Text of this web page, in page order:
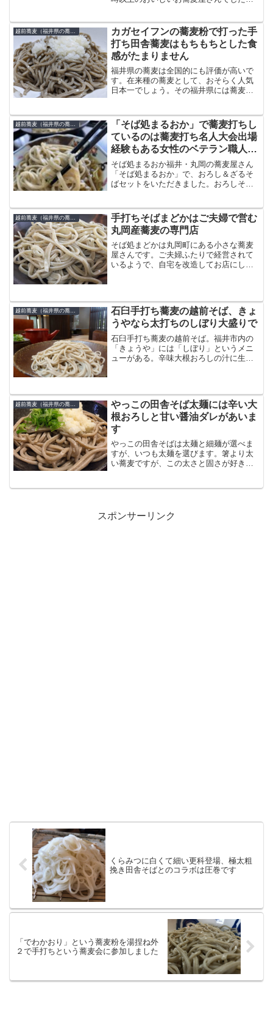
ニューは、基本的に「蕎麦」なのです
が、トッピングがたくさ...
カガセイフンの蕎麦粉で打った手
打ち田舎蕎麦はもちもちとした食
感がたまりません
福井県の蕎麦は全国的にも評価が高いで
す。在来種の蕎麦として、おそらく人気
日本一でしょう。その福井県には蕎麦専
ので、やはり越前そばの本場である福井
県は蕎麦文化が根付いてい...
越前蕎麦（福井県の蕎麦）
「そば処まるおか」で蕎麦打ちし
ているのは蕎麦打ち名人大会出場
経験もある女性のベテラン職人さ
んでした
そば処まるおか福井・丸岡の蕎麦屋さん
「そば処まるおか」で、おろし＆ざるそ
ばセットをいただきました。おろしそば
というより感で味わう系です。うまいで
す。※なお、おろしそばに...
手打ちそばまどかはご夫婦で営む
丸岡産蕎麦の専門店
そば処まどかは丸岡町にある小さな蕎麦
屋さんです。ご夫婦ふたりで経営されて
いるようで、自宅を改造してお店にした
抜きでオーダーしました。...
越前蕎麦（福井県の蕎麦）
石臼手打ち蕎麦の越前そば、きょ
うやなら太打ちのしぼり大盛りで
石臼手打ち蕎麦の越前そば。福井市内の
「きょうや」には「しぼり」というメニ
ューがある。辛味大根おろしの汁に生醤
喬屋（きょうや）とひらが...
やっこの田舎そば太麺には辛い大
根おろしと甘い醤油ダレがあいま
す
やっこの田舎そばは太麺と細麺が選べま
すが、いつも太麺を選びます。箸より太
い蕎麦ですが、この太さと固さが好きな
スポンサーリンク
くらみつに白くて細い更科登場、極太粗
挽き田舎そばとのコラボは圧巻です
「でわかおり」という蕎麦粉を湯捏ね外
２で手打ちという蕎麦会に参加しました